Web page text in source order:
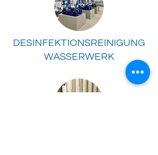
DESINFEKTIONSREINIGUNG
WASSERWERK